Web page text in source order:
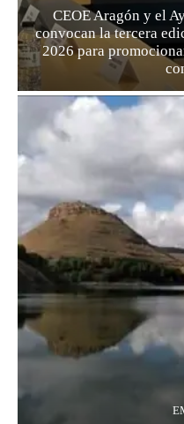
CEOE Aragón y el
convocan la tercera
2026 para